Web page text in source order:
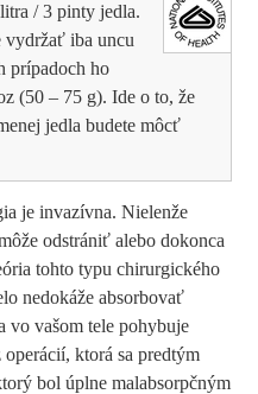
/ 3 pinty jedla.
vydržať iba uncu
prípadoch ho
(50 – 75 g). Ide o to, že
jedla budete môcť
je invazívna. Nielenže
odstrániť alebo dokonca
tohto typu chirurgického
nedokáže absorbovať
vo vašom tele pohybuje
ktorá sa predtým
bol úplne malabsorpčným